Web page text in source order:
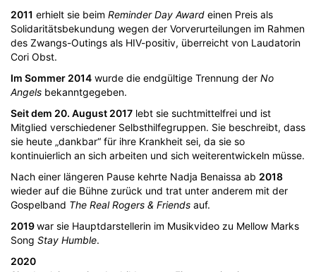
2011 erhielt sie beim Reminder Day Award einen Preis als
Solidaritätsbekundung wegen der Vorverurteilungen im Rahmen
des Zwangs-Outings als HIV-positiv, überreicht von Laudatorin
Cori Obst.
Im Sommer 2014 wurde die endgültige Trennung der No
Angels bekanntgegeben.
Seit dem 20. August 2017 lebt sie suchtmittelfrei und ist
Mitglied verschiedener Selbsthilfegruppen. Sie beschreibt, dass
sie heute „dankbar“ für ihre Krankheit sei, da sie so
kontinuierlich an sich arbeiten und sich weiterentwickeln müsse.
Nach einer längeren Pause kehrte Nadja Benaissa ab 2018
wieder auf die Bühne zurück und trat unter anderem mit der
Gospelband The Real Rogers & Friends auf.
2019war sie Hauptdarstellerin im Musikvideo zu Mellow Marks
Song Stay Humble.
2020